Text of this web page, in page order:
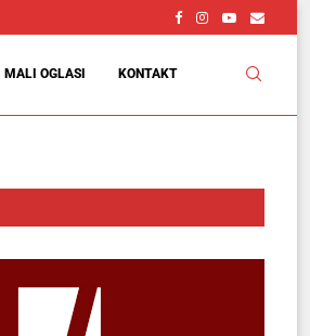
MALI OGLASI KONTAKT